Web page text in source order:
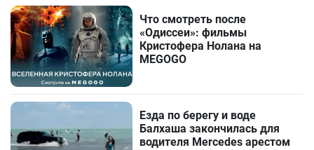
Что смотреть после
«Одиссеи»: фильмы
Кристофера Нолана на
MEGOGO
Езда по берегу и воде
Балхаша закончилась для
водителя Mercedes арестом